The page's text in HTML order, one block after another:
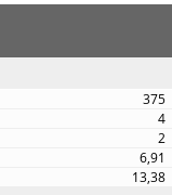
375
4
2
6,91
13,38